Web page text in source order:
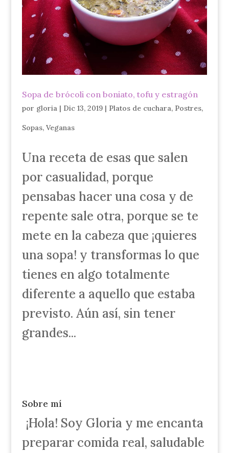
Sopa de brócoli con boniato, tofu y estragón
por gloria| Dic 13, 2019| Platos de cuchara, Postres,
Sopas, Veganas
Una receta de esas que salen
por casualidad, porque
pensabas hacer una cosa y de
repente sale otra, porque se te
mete en la cabeza que ¡quieres
una sopa! y transformas lo que
tienes en algo totalmente
diferente a aquello que estaba
previsto. Aún así, sin tener
grandes...
Sobre mí
¡Hola! Soy Gloria y me encanta
preparar comida real, saludable